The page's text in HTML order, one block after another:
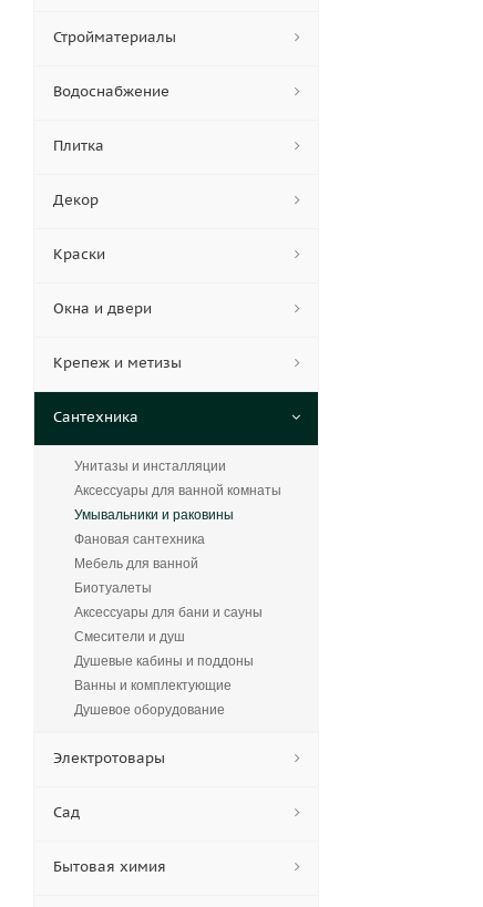
Стройматериалы
Водоснабжение
Плитка
Декор
Краски
Окна и двери
Крепеж и метизы
Сантехника
Унитазы и инсталляции
Аксессуары для ванной комнаты
Умывальники и раковины
Фановая сантехника
Мебель для ванной
Биотуалеты
Аксессуары для бани и сауны
Смесители и душ
Душевые кабины и поддоны
Ванны и комплектующие
Душевое оборудование
Электротовары
Сад
Бытовая химия